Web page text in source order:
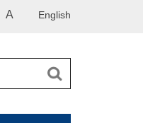
English
A